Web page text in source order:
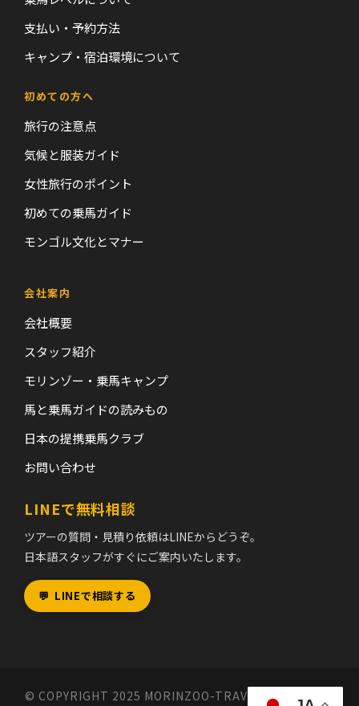
支払い・予約方法
キャンプ・宿泊環境について
初めての方へ
旅行の注意点
気候と服装ガイド
女性旅行のポイント
初めての乗馬ガイド
モンゴル文化とマナー
会社案内
会社概要
スタッフ紹介
モリンゾー・乗馬キャンプ
馬と乗馬ガイドの読みもの
日本の提携乗馬クラブ
お問い合わせ
LINEで無料相談
ツアーの質問・見積り依頼はLINEからどうぞ。
日本語スタッフがすぐにご案内いたします。
💬 LINEで相談する
© COPYRIGHT 2025 MORINZOO-TRAVEL MONGOLIA,